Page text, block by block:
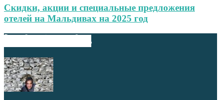
Скидки, акции и специальные предложения
отелей на Мальдивах на 2025 год